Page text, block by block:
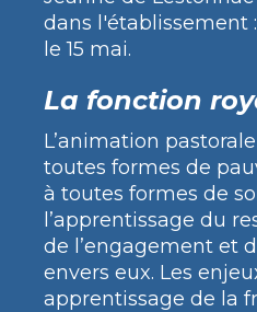
dans l'établissement
le 15 mai.
La fonction
L’animation
toutes formes de
à toutes formes de
l’apprentissage du
de l’engagement et
envers eux. Les
apprentissage de la